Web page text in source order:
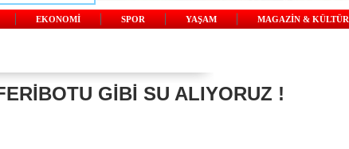
EKONOMİ SPOR YAŞAM MAGAZİN & KÜLTÜR
GİBİ SU ALIYORUZ !